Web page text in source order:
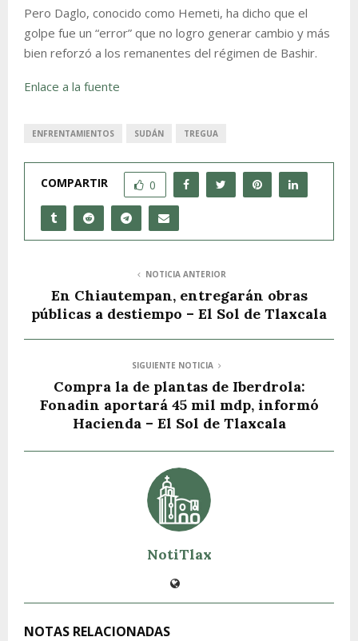
Pero Daglo, conocido como Hemeti, ha dicho que el
golpe fue un “error” que no logro generar cambio y más
bien reforzó a los remanentes del régimen de Bashir.
Enlace a la fuente
ENFRENTAMIENTOS SUDÁN TREGUA
COMPARTIR 0
NOTICIA ANTERIOR
En Chiautempan, entregarán obras
públicas a destiempo – El Sol de Tlaxcala
SIGUIENTE NOTICIA
Compra la de plantas de Iberdrola:
Fonadin aportará 45 mil mdp, informó
Hacienda – El Sol de Tlaxcala
NotiTlax
NOTAS RELACIONADAS